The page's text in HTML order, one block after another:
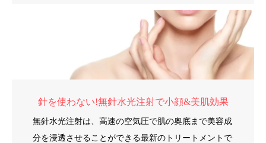
針を使わない!無針水光注射で小顔&美肌効果
無針水光注射は、高速の空気圧で肌の奥底まで美容成
分を浸透させることができる最新のトリートメントで